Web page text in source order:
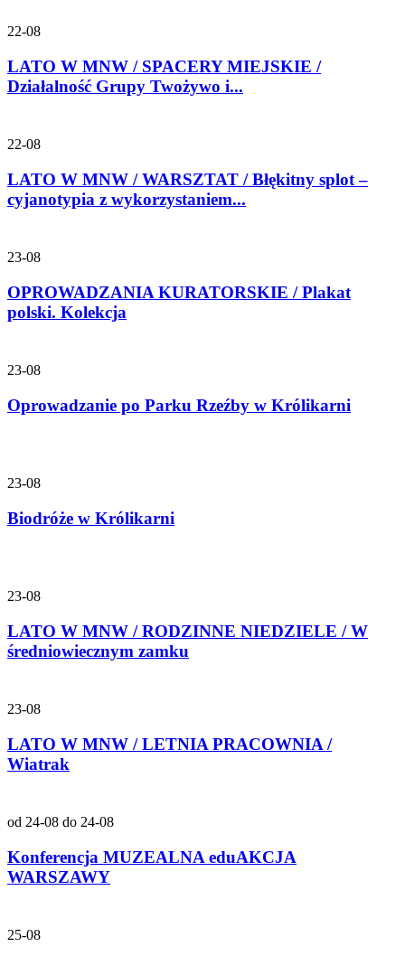
22-08
LATO W MNW / SPACERY MIEJSKIE /
Działalność Grupy Twożywo i...
22-08
LATO W MNW / WARSZTAT / Błękitny splot –
cyjanotypia z wykorzystaniem...
23-08
OPROWADZANIA KURATORSKIE / Plakat
polski. Kolekcja
23-08
Oprowadzanie po Parku Rzeźby w Królikarni
23-08
Biodróże w Królikarni
23-08
LATO W MNW / RODZINNE NIEDZIELE / W
średniowiecznym zamku
23-08
LATO W MNW / LETNIA PRACOWNIA /
Wiatrak
od 24-08 do 24-08
Konferencja MUZEALNA eduAKCJA
WARSZAWY
25-08